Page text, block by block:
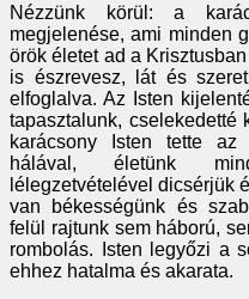
Nézzünk körül: a
megjelenése, ami minden
örök életet ad a
is észrevesz, lát és
elfoglalva. Az Isten
tapasztalunk,
karácsony Isten tette
hálával, életünk
lélegzetvételével dicsérjük
van békességünk és
felül rajtunk sem háború,
rombolás. Isten legyőzi a
ehhez hatalma és akarata.